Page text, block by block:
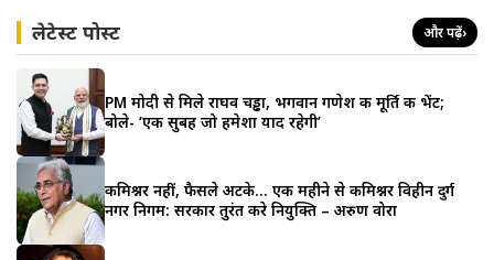
लेटेस्ट पोस्ट और पढ़ें›
PM मोदी से मिले राघव चड्ढा, भगवान गणेश की मूर्ति की भेंट;
बोले- ‘एक सुबह जो हमेशा याद रहेगी’
कमिश्नर नहीं, फैसले अटके… एक महीने से कमिश्नर विहीन दुर्ग
नगर निगम: सरकार तुरंत करे नियुक्ति – अरुण वोरा